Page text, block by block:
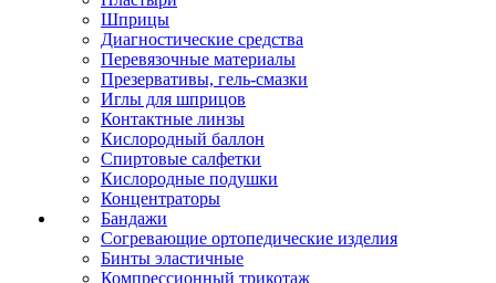
Шприцы
Диагностические средства
Перевязочные материалы
Презервативы, гель-смазки
Иглы для шприцов
Контактные линзы
Кислородный баллон
Спиртовые салфетки
Кислородные подушки
Концентраторы
Бандажи
Согревающие ортопедические изделия
Бинты эластичные
Компрессионный трикотаж